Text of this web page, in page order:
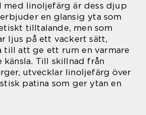
med linoljefärg är dess djup
en glansig yta som
tilltalande, men som
ljus på ett vackert sätt,
till att ge ett rum en varmare
Till skillnad från
utvecklar linoljefärg över
patina som ger ytan en